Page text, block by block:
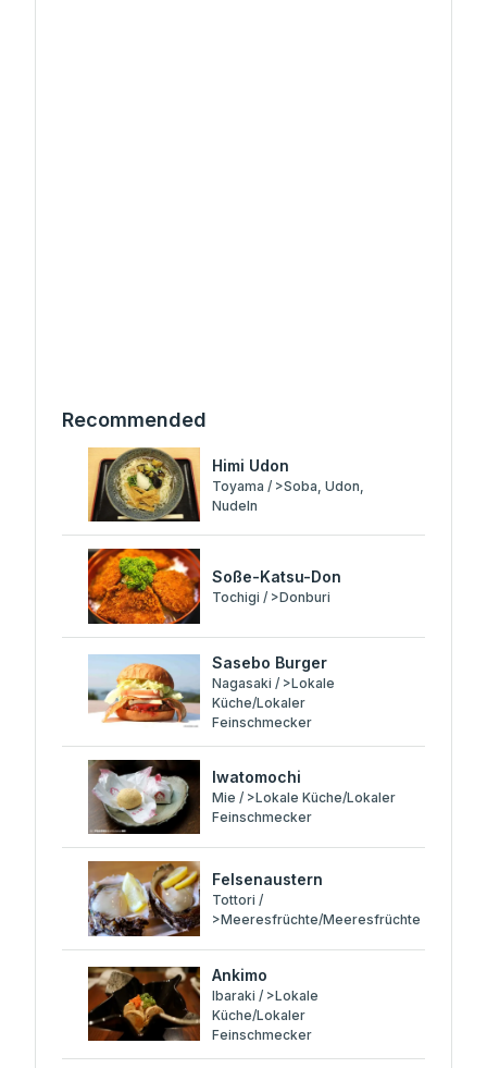
Recommended
Himi Udon
Toyama / >Soba, Udon,
Nudeln
Soße-Katsu-Don
Tochigi / >Donburi
Sasebo Burger
Nagasaki / >Lokale
Küche/Lokaler
Feinschmecker
Iwatomochi
Mie / >Lokale Küche/Lokaler
Feinschmecker
Felsenaustern
Tottori /
>Meeresfrüchte/Meeresfrüchte
Ankimo
Ibaraki / >Lokale
Küche/Lokaler
Feinschmecker